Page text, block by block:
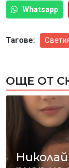
Whatsapp
Тагове:
ОЩЕ ОТ